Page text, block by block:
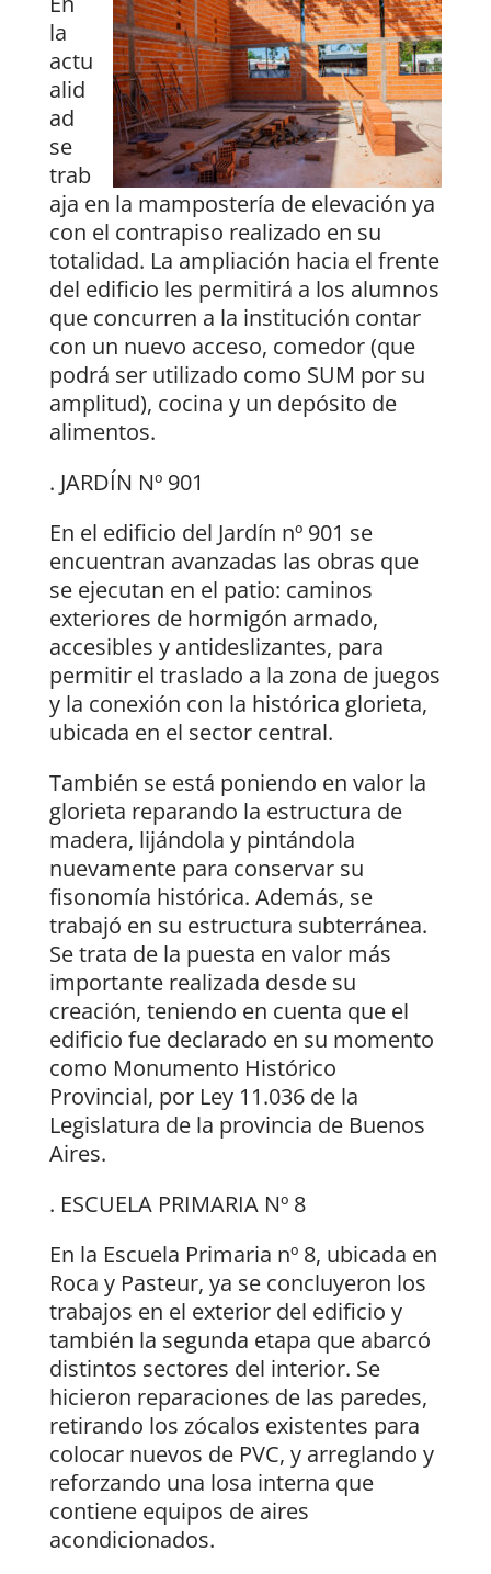
la
actu
alid
ad
se
trab
aja en la mampostería de elevación ya
con el contrapiso realizado en su
totalidad. La ampliación hacia el frente
del edificio les permitirá a los alumnos
que concurren a la institución contar
con un nuevo acceso, comedor (que
podrá ser utilizado como SUM por su
amplitud), cocina y un depósito de
alimentos.
. JARDÍN Nº 901
En el edificio del Jardín nº 901 se
encuentran avanzadas las obras que
se ejecutan en el patio: caminos
exteriores de hormigón armado,
accesibles y antideslizantes, para
permitir el traslado a la zona de juegos
y la conexión con la histórica glorieta,
ubicada en el sector central.
También se está poniendo en valor la
glorieta reparando la estructura de
madera, lijándola y pintándola
nuevamente para conservar su
fisonomía histórica. Además, se
trabajó en su estructura subterránea.
Se trata de la puesta en valor más
importante realizada desde su
creación, teniendo en cuenta que el
edificio fue declarado en su momento
como Monumento Histórico
Provincial, por Ley 11.036 de la
Legislatura de la provincia de Buenos
Aires.
. ESCUELA PRIMARIA Nº 8
En la Escuela Primaria nº 8, ubicada en
Roca y Pasteur, ya se concluyeron los
trabajos en el exterior del edificio y
también la segunda etapa que abarcó
distintos sectores del interior. Se
hicieron reparaciones de las paredes,
retirando los zócalos existentes para
colocar nuevos de PVC, y arreglando y
reforzando una losa interna que
contiene equipos de aires
acondicionados.